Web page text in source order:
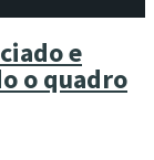
e
o quadro